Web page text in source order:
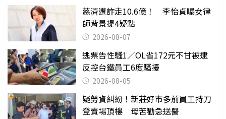
慈濟遭詐走10.6億！ 李怡貞曝女律
師背景提4疑點
2026-08-07
逃票告性騷1／OL省172元不甘被逮
反控台鐵員工6度騷擾
2026-08-05
疑勞資糾紛！新莊好市多前員工持刀
登賣場頂樓 母苦勸急送醫